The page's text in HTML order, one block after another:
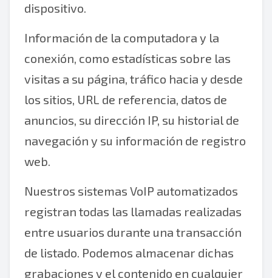
dispositivo.
Información de la computadora y la
conexión, como estadísticas sobre las
visitas a su página, tráfico hacia y desde
los sitios, URL de referencia, datos de
anuncios, su dirección IP, su historial de
navegación y su información de registro
web.
Nuestros sistemas VoIP automatizados
registran todas las llamadas realizadas
entre usuarios durante una transacción
de listado. Podemos almacenar dichas
grabaciones y el contenido en cualquier